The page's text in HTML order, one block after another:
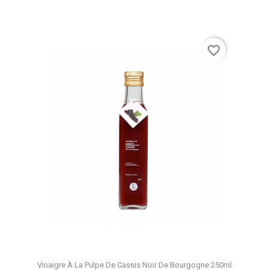
Vinaigre À La Pulpe De Cassis Noir De Bourgogne 250ml
favorite_border